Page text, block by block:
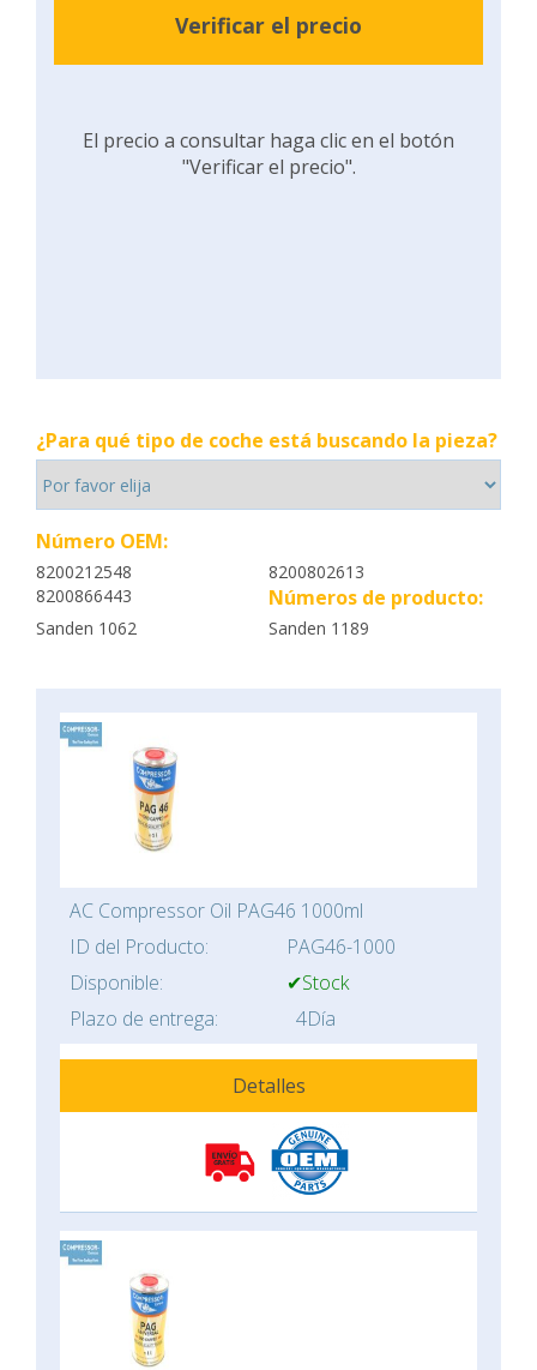
Verificar el precio
El precio a consultar haga clic en el botón
"Verificar el precio".
¿Para qué tipo de coche está buscando la pieza?
Número OEM:
8200212548
8200802613
8200866443
Números de producto:
Sanden 1062 Sanden 1189
AC Compressor Oil PAG46 1000ml
ID del Producto:
PAG46-1000
Disponible:
✔Stock
Plazo de entrega:
4Día
Detalles